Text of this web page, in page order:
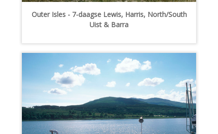
Outer Isles - 7-daagse Lewis, Harris, North/South
Uist & Barra